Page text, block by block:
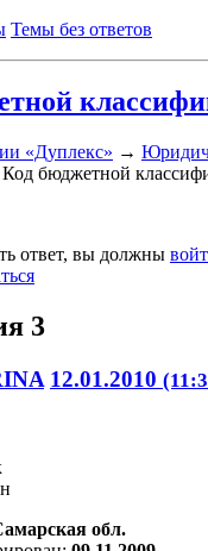
Темы без ответов
«Дуплекс» →
Код бюджетной
ответ, вы должны
3
12.01.2010
обл.